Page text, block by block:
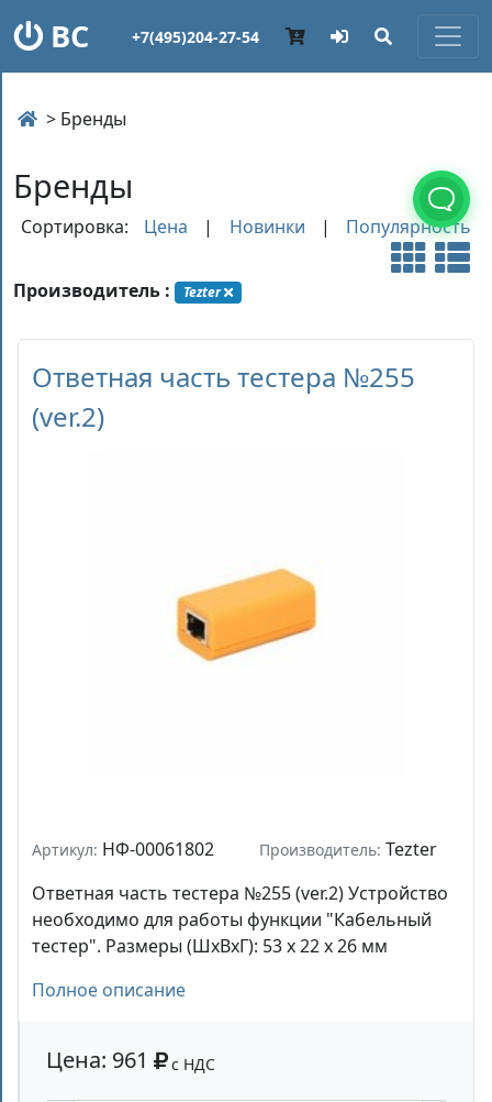
ВС +7(495)204-27-54
> Бренды
Бренды
Сортировка: Цена | Новинки | Популярность
Производитель : Tezter
Ответная часть тестера №255
(ver.2)
Артикул: НФ-00061802 Производитель: Tezter
Ответная часть тестера №255 (ver.2) Устройство
необходимо для работы функции "Кабельный
тестер". Размеры (ШхВхГ): 53 x 22 x 26 мм
Полное описание
Цена: 961 с НДС